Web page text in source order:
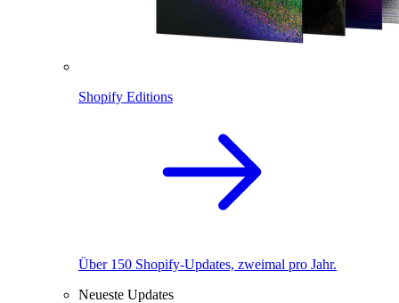
Shopify Editions
Über 150 Shopify-Updates, zweimal pro Jahr.
Neueste Updates